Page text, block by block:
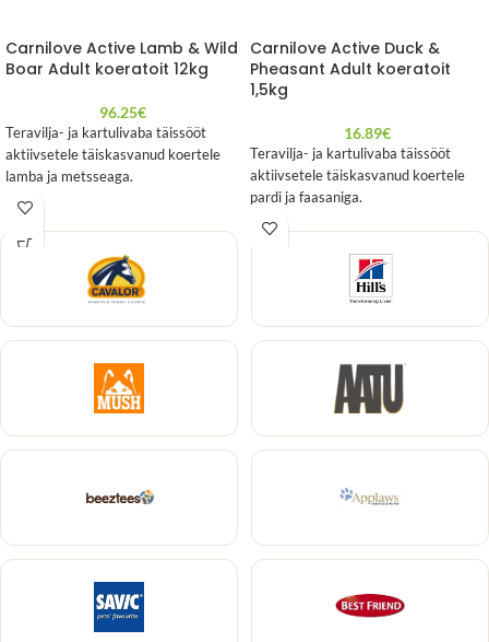
Carnilove Active Lamb & Wild
Boar Adult koeratoit 12kg
96.25€
Teravilja- ja kartulivaba täissööt
aktiivsetele täiskasvanud koertele
lamba ja metsseaga.
Carnilove Active Duck &
Pheasant Adult koeratoit
1,5kg
16.89€
Teravilja- ja kartulivaba täissööt
aktiivsetele täiskasvanud koertele
pardi ja faasaniga.